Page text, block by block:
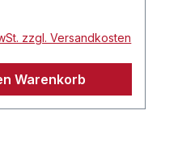
zzgl. Versandkosten
Warenkorb